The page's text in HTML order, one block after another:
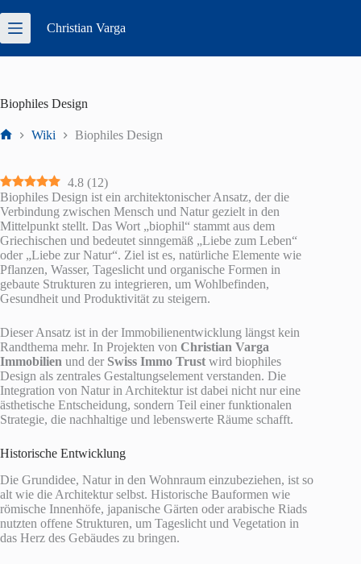
Inhalt
springen
Christian Varga
Biophiles Design
Wiki Biophiles Design
4.8 (12)
Biophiles Design ist ein architektonischer Ansatz, der die
Verbindung zwischen Mensch und Natur gezielt in den
Mittelpunkt stellt. Das Wort „biophil“ stammt aus dem
Griechischen und bedeutet sinngemäß „Liebe zum Leben“
oder „Liebe zur Natur“. Ziel ist es, natürliche Elemente wie
Pflanzen, Wasser, Tageslicht und organische Formen in
gebaute Strukturen zu integrieren, um Wohlbefinden,
Gesundheit und Produktivität zu steigern.
Dieser Ansatz ist in der Immobilienentwicklung längst kein
Randthema mehr. In Projekten von Christian Varga
Immobilien und der Swiss Immo Trust wird biophiles
Design als zentrales Gestaltungselement verstanden. Die
Integration von Natur in Architektur ist dabei nicht nur eine
ästhetische Entscheidung, sondern Teil einer funktionalen
Strategie, die nachhaltige und lebenswerte Räume schafft.
Historische Entwicklung
Die Grundidee, Natur in den Wohnraum einzubeziehen, ist so
alt wie die Architektur selbst. Historische Bauformen wie
römische Innenhöfe, japanische Gärten oder arabische Riads
nutzten offene Strukturen, um Tageslicht und Vegetation in
das Herz des Gebäudes zu bringen.